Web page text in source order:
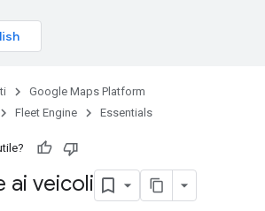
Google Maps Platform
Fleet Engine Essentials
ai veicoli